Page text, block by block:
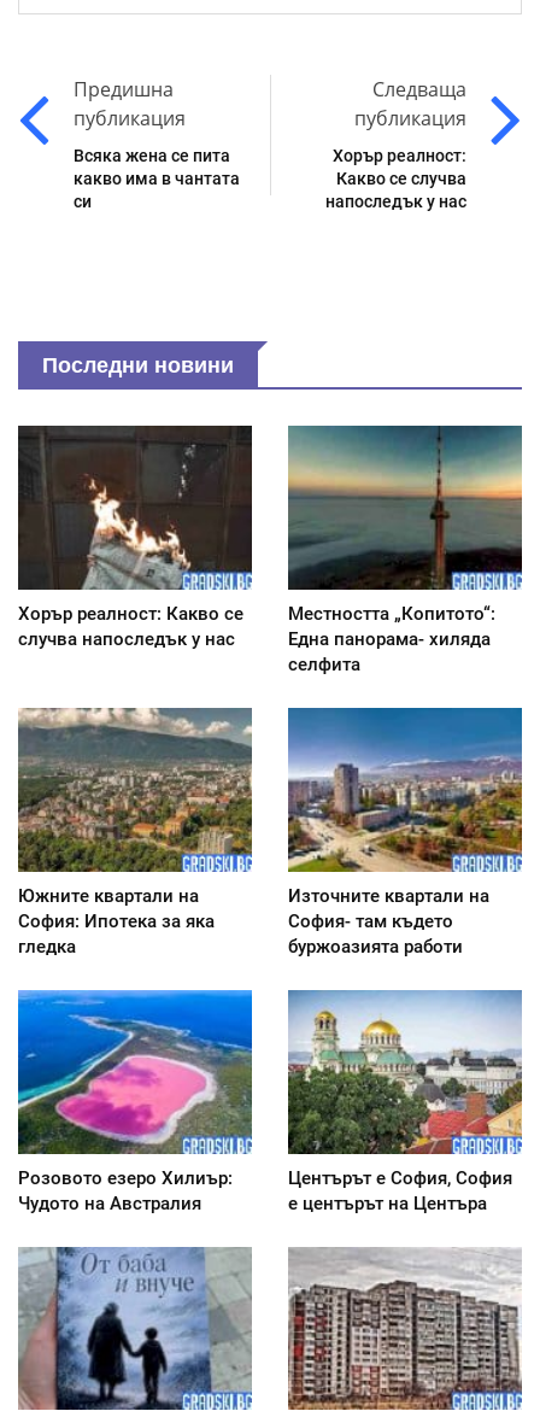
Предишна
публикация
Всяка жена се пита
какво има в чантата
си
Следваща
публикация
Хорър реалност:
Какво се случва
напоследък у нас
Последни новини
Хорър реалност: Какво се
случва напоследък у нас
Местността „Копитото“:
Една панорама- хиляда
селфита
Южните квартали на
София: Ипотека за яка
гледка
Източните квартали на
София- там където
буржоазията работи
Розовото езеро Хилиър:
Чудото на Австралия
Центърът е София, София
е центърът на Центъра